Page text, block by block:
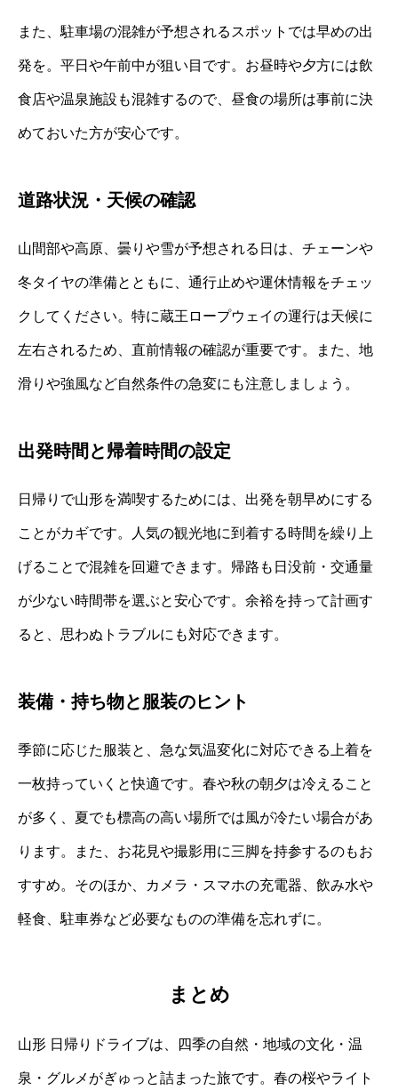
また、駐車場の混雑が予想されるスポットでは早めの出
発を。平日や午前中が狙い目です。お昼時や夕方には飲
食店や温泉施設も混雑するので、昼食の場所は事前に決
めておいた方が安心です。
道路状況・天候の確認
山間部や高原、曇りや雪が予想される日は、チェーンや
冬タイヤの準備とともに、通行止めや運休情報をチェッ
クしてください。特に蔵王ロープウェイの運行は天候に
左右されるため、直前情報の確認が重要です。また、地
滑りや強風など自然条件の急変にも注意しましょう。
出発時間と帰着時間の設定
日帰りで山形を満喫するためには、出発を朝早めにする
ことがカギです。人気の観光地に到着する時間を繰り上
げることで混雑を回避できます。帰路も日没前・交通量
が少ない時間帯を選ぶと安心です。余裕を持って計画す
ると、思わぬトラブルにも対応できます。
装備・持ち物と服装のヒント
季節に応じた服装と、急な気温変化に対応できる上着を
一枚持っていくと快適です。春や秋の朝夕は冷えること
が多く、夏でも標高の高い場所では風が冷たい場合があ
ります。また、お花見や撮影用に三脚を持参するのもお
すすめ。そのほか、カメラ・スマホの充電器、飲み水や
軽食、駐車券など必要なものの準備を忘れずに。
まとめ
山形 日帰りドライブは、四季の自然・地域の文化・温
泉・グルメがぎゅっと詰まった旅です。春の桜やライト